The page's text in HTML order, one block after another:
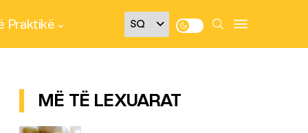
Praktikë
MË TË LEXUARAT